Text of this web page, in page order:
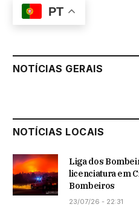
PT
NOTÍCIAS GERAIS
NOTÍCIAS LOCAIS
Liga dos
licenciatura em
Bombeiros
23/07/26 - 22:31